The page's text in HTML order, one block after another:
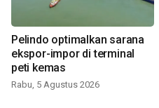
Pelindo optimalkan sarana
ekspor-impor di terminal
peti kemas
Rabu, 5 Agustus 2026